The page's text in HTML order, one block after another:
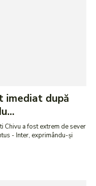
imediat după
Chivu a fost extrem de sever
- Inter, exprimându-și